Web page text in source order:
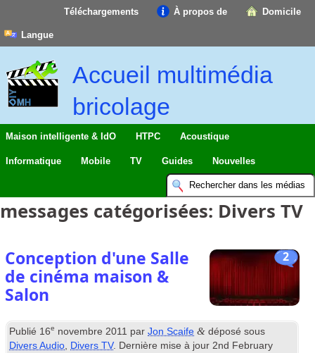
Domicile
À propos de
Téléchargements
Langue
Accueil multimédia
bricolage
Maison intelligente & IdO HTPC Acoustique
Informatique Mobile TV Guides Nouvelles
messages catégorisées: Divers TV
2
Conception d'une Salle
de cinéma maison &
Salon
Publié 16e novembre 2011 parJon Scaife & déposé sous
Divers Audio, Divers TV. Dernière mise à jour2nd February